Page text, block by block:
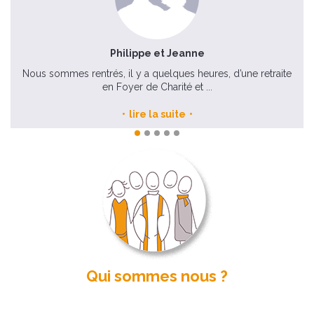
Philippe et Jeanne
Nous sommes rentrés, il y a quelques heures, d’une retraite
en Foyer de Charité et ...
lire la suite
Qui sommes nous ?